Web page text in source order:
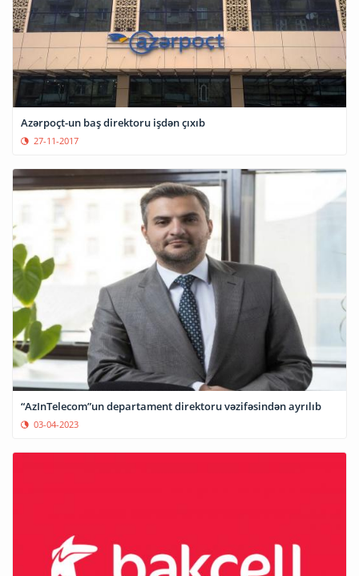
Azərpoçt-un baş direktoru işdən çıxıb
27-11-2017
“AzInTelecom”un departament direktoru vəzifəsindən ayrılıb
03-04-2023